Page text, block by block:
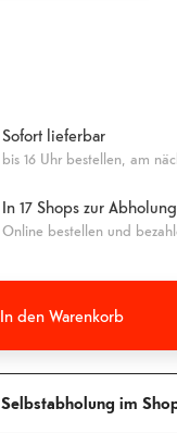
Sofort lieferbar
bis 16 Uhr bestellen, am
In 17Shops zur
Online bestellen und
In den Warenkorb
Selbstabholung im